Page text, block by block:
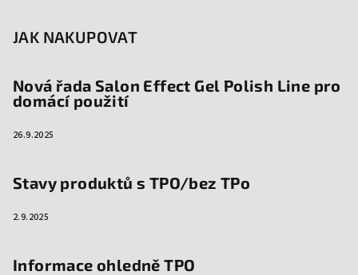
JAK NAKUPOVAT
Nová řada Salon Effect Gel Polish Line pro
domácí použití
26.9.2025
Stavy produktů s TPO/bez TPo
2.9.2025
Informace ohledně TPO